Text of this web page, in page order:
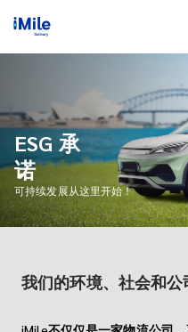
ESG 承
诺
可持续发展从这里开始！
我们的环境、社会和
iMile Chat